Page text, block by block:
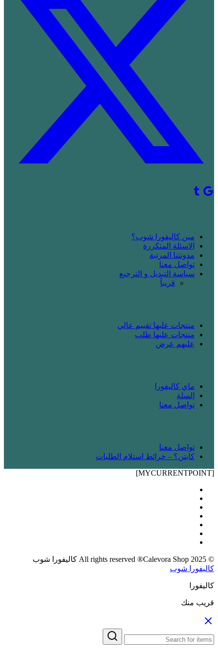
مين كاليفورا شوب؟
الاسئلة المتكررة
مدونتنا المرتبة
تواصل معنا
سياسة التبديل و الترجيع
قريباََ
منتجات عليها تقييم عالي
منتجات عليها طلب
عليهم عرض
ماي كاليفورا
السلة
تواصل معنا
تواصل معنا
كابتن؟ – خرائط استلام الطلبات
[MYCURRENTPOINT]
© 2025 All rights reserved ®Calevora Shop كاليفورا شوب
كاليفورا شوب
كاليفورا
قريب منك